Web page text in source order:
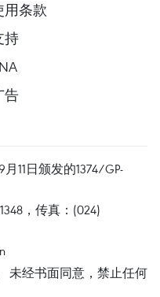
用条款
持
告
11日颁发的1374/GP-
，传真：(024)
未经书面同意，禁止任何